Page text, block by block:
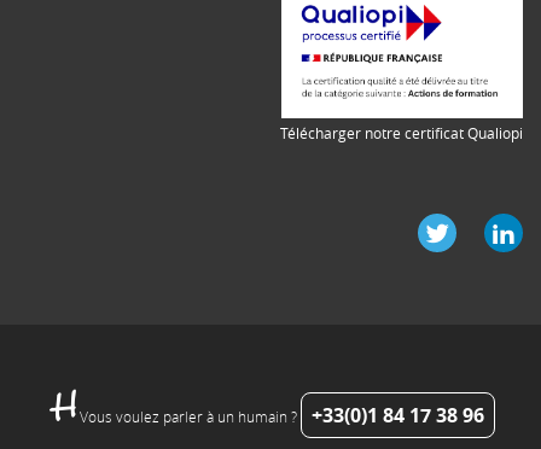
Télécharger notre certificat Qualiopi
Vous voulez parler à un humain ? +33(0)1 84 17 38 96